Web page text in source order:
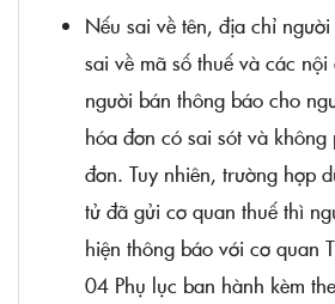
Nếu sai về tên, địa chỉ
sai về mã số thuế và các
người bán thông báo cho
hóa đơn có sai sót và
đơn. Tuy nhiên, trường hợp
tử đã gửi cơ quan thuế thì
hiện thông báo với cơ quan
04 Phụ lục ban hành kèm